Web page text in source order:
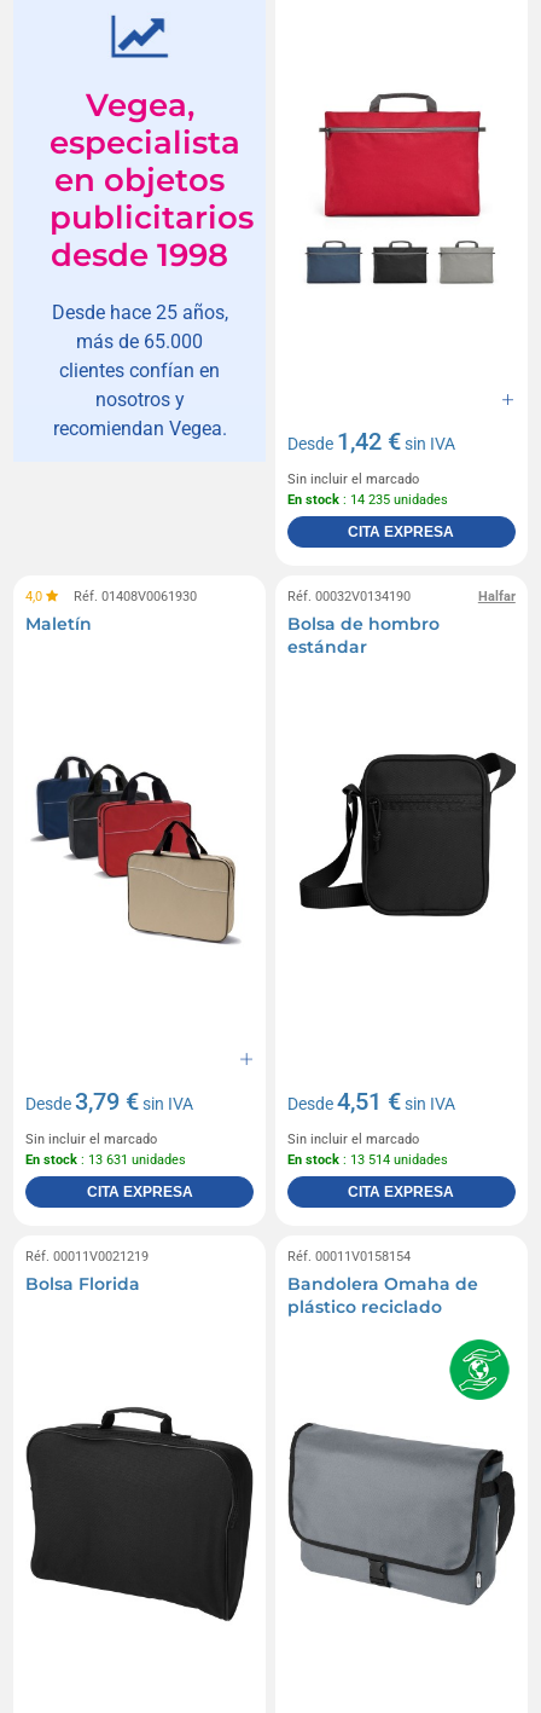
Vegea,
especialista
en objetos
publicitarios
desde 1998
Desde hace 25 años,
más de 65.000
clientes confían en
nosotros y
recomiendan Vegea.
Desde 1,42 €sin IVA
Sin incluir el marcado
En stock : 14 235 unidades
CITA EXPRESA
4,0 Réf. 01408V0061930
Maletín
Desde3,79 €sin IVA
Sin incluir el marcado
En stock : 13 631 unidades
CITA EXPRESA
Halfar
Réf. 00032V0134190
Bolsa de hombro
estándar
Desde4,51 €sin IVA
Sin incluir el marcado
En stock : 13 514 unidades
CITA EXPRESA
Réf. 00011V0021219
Bolsa Florida
Réf. 00011V0158154
Bandolera Omaha de
plástico reciclado